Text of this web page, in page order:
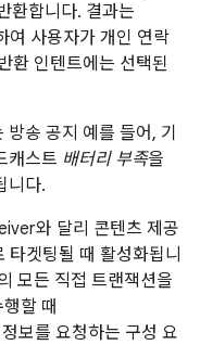
환합니다. 결과는
여 사용자가 개인 연락
환 인텐트에는 선택된
송 공지 예를 들어, 기
캐스트 배터리 부족을
니다.
와 달리 콘텐츠 제공
타겟팅될 때 활성화됩니
모든 직접 트랜잭션을
할 때
보를 요청하는 구성 요